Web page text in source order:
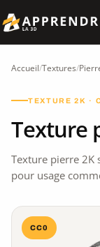
Accueil/Textures/
TEXTURE 2K ·
Texture
Texture pierre 2K
pour usage
CC0